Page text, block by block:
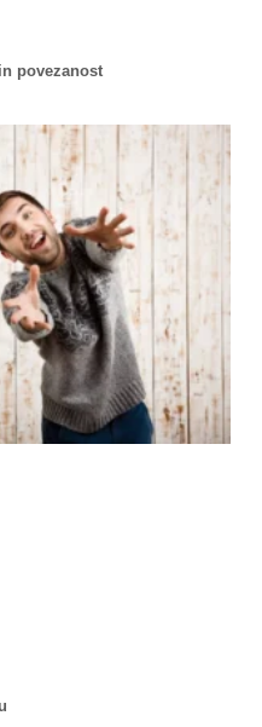
povezanost